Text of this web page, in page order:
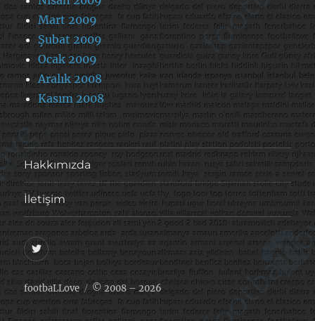
Mart 2009
Şubat 2009
Ocak 2009
Aralık 2008
Kasım 2008
Hakkımızda
İletişim
@footballove
footbaLLove © 2008 – 2026